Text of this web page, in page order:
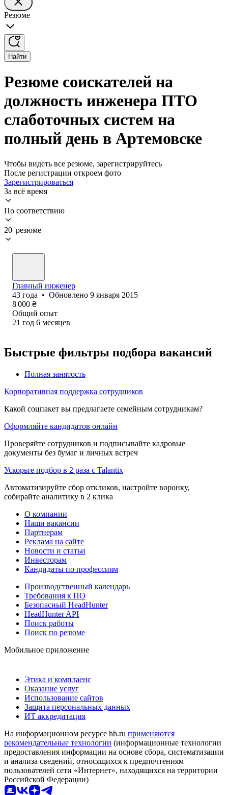
Резюме
Найти
Резюме соискателей на
должность инженера ПТО
слаботочных систем на
полный день в Артемовске
Чтобы видеть все резюме, зарегистрируйтесь
После регистрации откроем фото
Зарегистрироваться
За всё время
По соответствию
20 резюме
Главный инженер
43 года • Обновлено 9 января 2015
8 000 ₴
Общий опыт
21 год 6 месяцев
Быстрые фильтры подбора вакансий
Полная занятость
Корпоративная поддержка сотрудников
Какой соцпакет вы предлагаете семейным сотрудникам?
Оформляйте кандидатов онлайн
Проверяйте сотрудников и подписывайте кадровые
документы без бумаг и личных встреч
Ускорьте подбор в 2 раза с Talantix
Автоматизируйте сбор откликов, настройте воронку,
собирайте аналитику в 2 клика
О компании
Наши вакансии
Партнерам
Реклама на сайте
Новости и статьи
Инвесторам
Кандидаты по профессиям
Производственный календарь
Требования к ПО
Безопасный HeadHunter
HeadHunter API
Поиск работы
Поиск по резюме
Мобильное приложение
Этика и комплаенс
Оказание услуг
Использование сайтов
Защита персональных данных
ИТ аккредитация
На информационном ресурсе hh.ru применяются
рекомендательные технологии (информационные технологии
предоставления информации на основе сбора, систематизации
и анализа сведений, относящихся к предпочтениям
пользователей сети «Интернет», находящихся на территории
Российской Федерации)